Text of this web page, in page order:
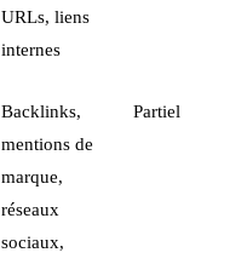
URLs, liens
internes
Backlinks,
mentions de
marque,
réseaux
sociaux,
Partiel